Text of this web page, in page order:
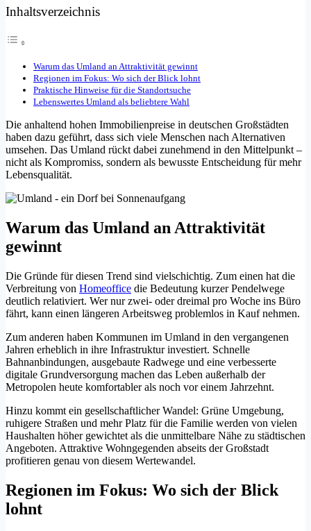
Inhaltsverzeichnis
Warum das Umland an Attraktivität gewinnt
Regionen im Fokus: Wo sich der Blick lohnt
Praktische Hinweise für die Standortsuche
Lebenswertes Umland als beliebtere Wahl
Die anhaltend hohen Immobilienpreise in deutschen Großstädten
haben dazu geführt, dass sich viele Menschen nach Alternativen
umsehen. Das Umland rückt dabei zunehmend in den Mittelpunkt –
nicht als Kompromiss, sondern als bewusste Entscheidung für mehr
Lebensqualität.
Warum das Umland an Attraktivität
gewinnt
Die Gründe für diesen Trend sind vielschichtig. Zum einen hat die
Verbreitung von Homeoffice die Bedeutung kurzer Pendelwege
deutlich relativiert. Wer nur zwei- oder dreimal pro Woche ins Büro
fährt, kann einen längeren Arbeitsweg problemlos in Kauf nehmen.
Zum anderen haben Kommunen im Umland in den vergangenen
Jahren erheblich in ihre Infrastruktur investiert. Schnelle
Bahnanbindungen, ausgebaute Radwege und eine verbesserte
digitale Grundversorgung machen das Leben außerhalb der
Metropolen heute komfortabler als noch vor einem Jahrzehnt.
Hinzu kommt ein gesellschaftlicher Wandel: Grüne Umgebung,
ruhigere Straßen und mehr Platz für die Familie werden von vielen
Haushalten höher gewichtet als die unmittelbare Nähe zu städtischen
Angeboten. Attraktive Wohngegenden abseits der Großstadt
profitieren genau von diesem Wertewandel.
Regionen im Fokus: Wo sich der Blick
lohnt